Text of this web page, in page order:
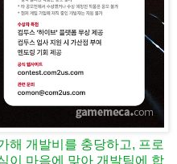
해 개발비를 충당하고, 프로
이 마음에 맞아 개발팀에 합